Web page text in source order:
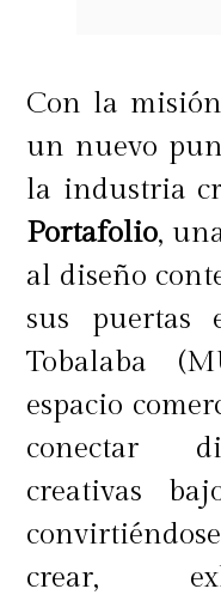
Y más allá
zapatillas
un pilar
outdoor
funcionalidad
durabilidad,
convivir
día.
Con la
un nuevo
la industria
Portafolio,
al diseño
sus puertas
Tobalaba
espacio
conectar
creativas
crear,